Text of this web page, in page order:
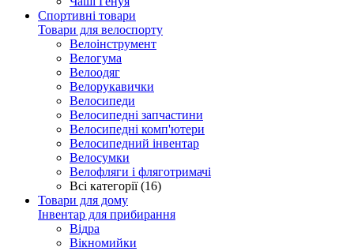
Спортивні товари
Товари для велоспорту
Велоінструмент
Велогума
Велоодяг
Велорукавички
Велосипеди
Велосипедні запчастини
Велосипедні комп'ютери
Велосипедний інвентар
Велосумки
Велофляги і фляготримачі
Всі категорії (16)
Товари для дому
Інвентар для прибирання
Відра
Вікномийки